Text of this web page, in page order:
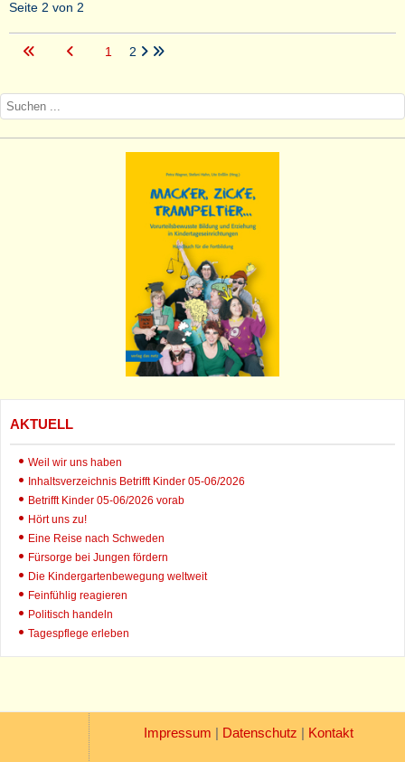
Seite 2 von 2
1 2
AKTUELL
Weil wir uns haben
Inhaltsverzeichnis Betrifft Kinder 05-06/2026
Betrifft Kinder 05-06/2026 vorab
Hört uns zu!
Eine Reise nach Schweden
Fürsorge bei Jungen fördern
Die Kindergartenbewegung weltweit
Feinfühlig reagieren
Politisch handeln
Tagespflege erleben
Impressum | Datenschutz | Kontakt